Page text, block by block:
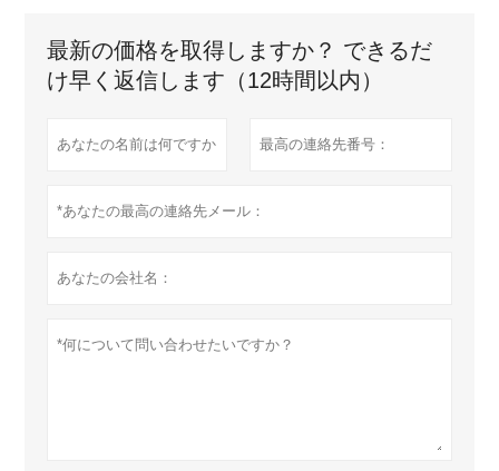
最新の価格を取得しますか？ できるだ
け早く返信します（12時間以内）